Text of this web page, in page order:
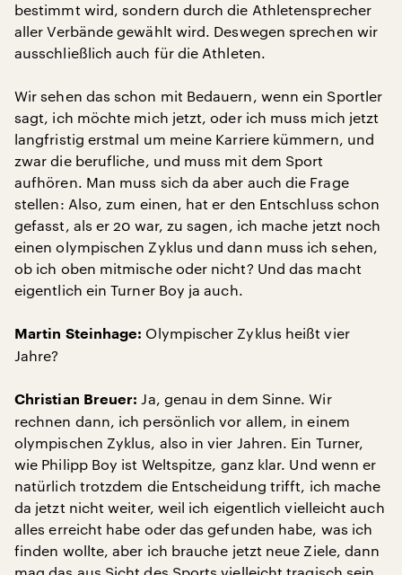
bestimmt wird, sondern durch die Athletensprecher
aller Verbände gewählt wird. Deswegen sprechen wir
ausschließlich auch für die Athleten.
Wir sehen das schon mit Bedauern, wenn ein Sportler
sagt, ich möchte mich jetzt, oder ich muss mich jetzt
langfristig erstmal um meine Karriere kümmern, und
zwar die berufliche, und muss mit dem Sport
aufhören. Man muss sich da aber auch die Frage
stellen: Also, zum einen, hat er den Entschluss schon
gefasst, als er 20 war, zu sagen, ich mache jetzt noch
einen olympischen Zyklus und dann muss ich sehen,
ob ich oben mitmische oder nicht? Und das macht
eigentlich ein Turner Boy ja auch.
Martin Steinhage: Olympischer Zyklus heißt vier
Jahre?
Christian Breuer: Ja, genau in dem Sinne. Wir
rechnen dann, ich persönlich vor allem, in einem
olympischen Zyklus, also in vier Jahren. Ein Turner,
wie Philipp Boy ist Weltspitze, ganz klar. Und wenn er
natürlich trotzdem die Entscheidung trifft, ich mache
da jetzt nicht weiter, weil ich eigentlich vielleicht auch
alles erreicht habe oder das gefunden habe, was ich
finden wollte, aber ich brauche jetzt neue Ziele, dann